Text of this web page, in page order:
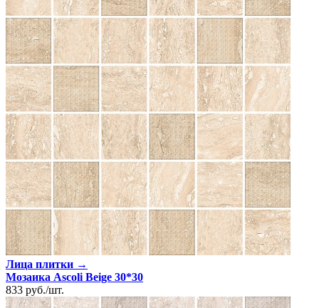
Лица плитки →
Мозаика Ascoli Beige 30*30
833 руб./шт.